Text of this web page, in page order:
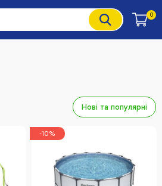
0
Нові та популярні
-10%